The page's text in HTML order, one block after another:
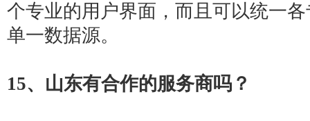
个专业的用户界面，而且可以统一
单一数据源。
15、山东有合作的服务商吗？